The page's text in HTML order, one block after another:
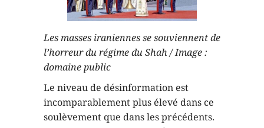
Les masses iraniennes se souviennent de
l’horreur du régime du Shah / Image :
domaine public
Le niveau de désinformation est
incomparablement plus élevé dans ce
soulèvement que dans les précédents.